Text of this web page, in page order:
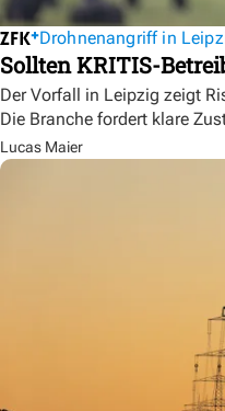
Drohnenangriff in
Sollten KRITIS-
Der Vorfall in Leipzig zeigt
Die Branche fordert klare
Lucas Maier